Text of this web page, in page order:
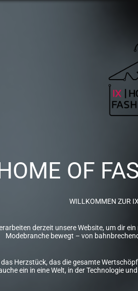
OF
WILLKOMMEN ZUR
derzeit unsere Website, um dir
Modebranche bewegt – von
Herzstück, das die gesamte
ein in eine Welt, in der Technologie